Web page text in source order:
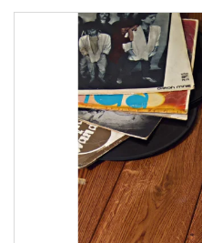
Dębowa deska
względu na swój
rewelacyjnie